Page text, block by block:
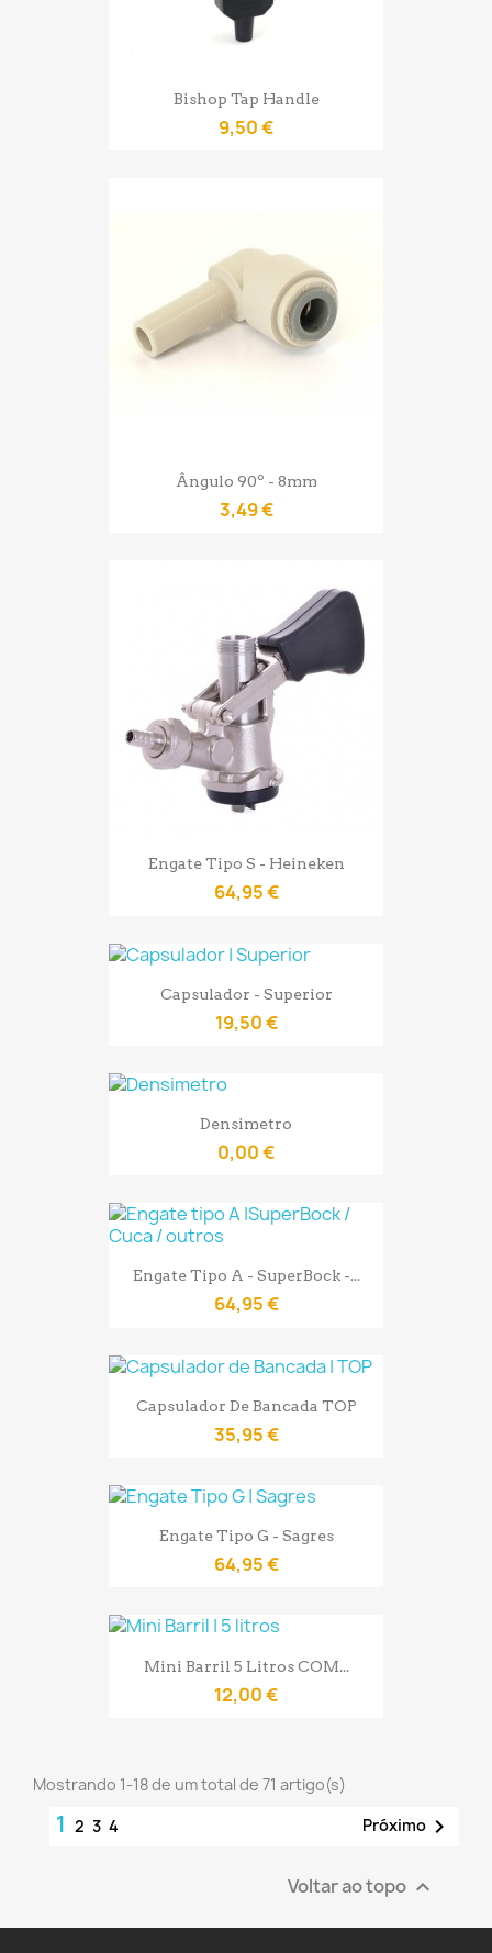
Bishop Tap Handle
9,50 €
Ângulo 90º - 8mm
3,49 €
Engate Tipo S - Heineken
64,95 €
Capsulador - Superior
19,50 €
Densimetro
0,00 €
Engate Tipo A - SuperBock -...
64,95 €
Capsulador De Bancada TOP
35,95 €
Engate Tipo G - Sagres
64,95 €
Mini Barril 5 Litros COM...
12,00 €
Mostrando 1-18 de um total de 71 artigo(s)
1 2 3 4 Próximo 
Voltar ao topo 